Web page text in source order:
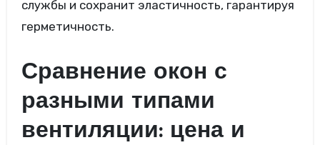
службы и сохранит эластичность, гарантируя
герметичность.
Сравнение окон с
разными типами
вентиляции: цена и